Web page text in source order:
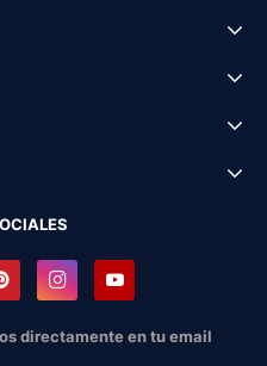
directamente en tu email